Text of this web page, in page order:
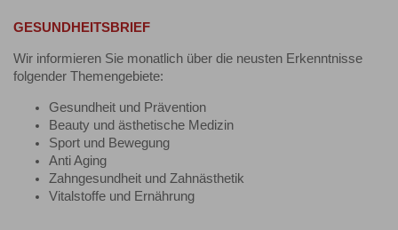
GESUNDHEITSBRIEF
Wir informieren Sie monatlich über die neusten Erkenntnisse
folgender Themengebiete:
Gesundheit und Prävention
Beauty und ästhetische Medizin
Sport und Bewegung
Anti Aging
Zahngesundheit und Zahnästhetik
Vitalstoffe und Ernährung